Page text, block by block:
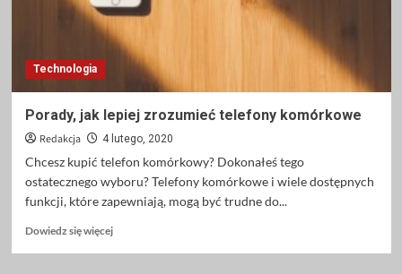
Technologia
Porady, jak lepiej zrozumieć telefony komórkowe
Redakcja 4 lutego, 2020
Chcesz kupić telefon komórkowy? Dokonałeś tego
ostatecznego wyboru? Telefony komórkowe i wiele dostępnych
funkcji, które zapewniają, mogą być trudne do...
Dowiedz się więcejDowiedz